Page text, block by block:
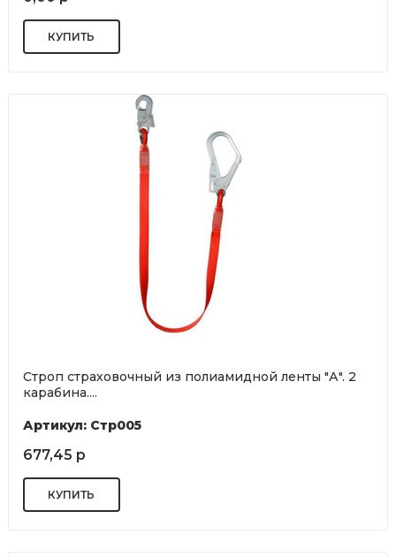
Строп страховочный из полиамидной ленты "А". 2
карабина....
Артикул: Стр005
677,45 р